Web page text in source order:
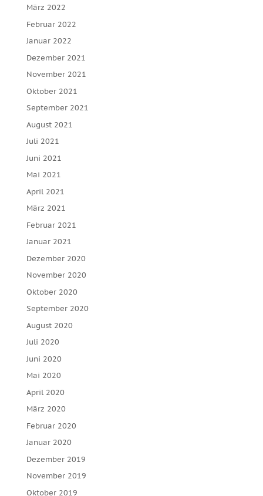
März 2022
Februar 2022
Januar 2022
Dezember 2021
November 2021
Oktober 2021
September 2021
August 2021
Juli 2021
Juni 2021
Mai 2021
April 2021
März 2021
Februar 2021
Januar 2021
Dezember 2020
November 2020
Oktober 2020
September 2020
August 2020
Juli 2020
Juni 2020
Mai 2020
April 2020
März 2020
Februar 2020
Januar 2020
Dezember 2019
November 2019
Oktober 2019